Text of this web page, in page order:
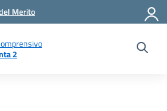
Merito
2